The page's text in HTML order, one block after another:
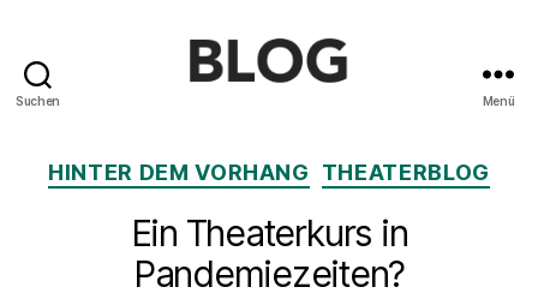
Suchen
Saarländischen
Menü
Kategorien
HINTER DEM VORHANG THEATERBLOG
Ein Theaterkurs in
Pandemiezeiten?